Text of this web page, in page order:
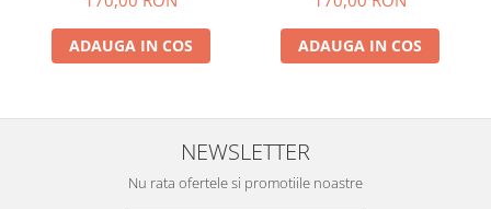
ADAUGA IN COS ADAUGA IN COS
NEWSLETTER
Nu rata ofertele si promotiile noastre